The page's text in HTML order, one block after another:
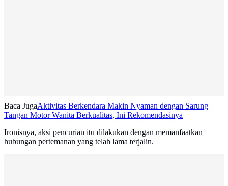
Baca JugaAktivitas Berkendara Makin Nyaman dengan Sarung
Tangan Motor Wanita Berkualitas, Ini Rekomendasinya
Ironisnya, aksi pencurian itu dilakukan dengan memanfaatkan
hubungan pertemanan yang telah lama terjalin.